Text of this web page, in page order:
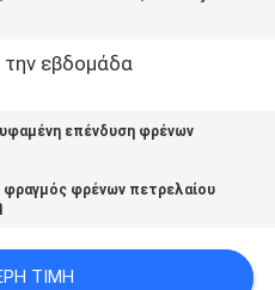
την εβδομάδα
επένδυση φρένων
φρένων πετρελαίου
ΤΙΜΉ